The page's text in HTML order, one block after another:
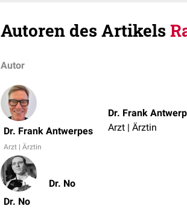
Autoren des Artikels
Autor
Dr. Frank Antwerpes
Arzt | Ärztin
Dr. Frank
Arzt | Ärztin
Dr. No
Dr. No